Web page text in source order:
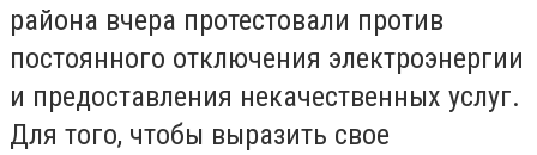
района вчера протестовали против
постоянного отключения электроэнергии
и предоставления некачественных услуг.
Для того, чтобы выразить свое